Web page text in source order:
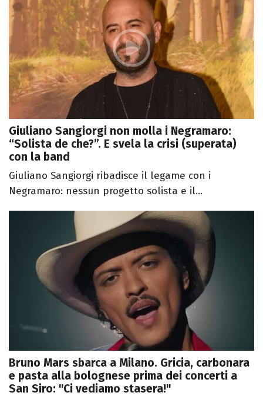
Giuliano Sangiorgi non molla i Negramaro:
“Solista de che?”. E svela la crisi (superata)
con la band
Giuliano Sangiorgi ribadisce il legame con i
Negramaro: nessun progetto solista e il...
Bruno Mars sbarca a Milano. Gricia, carbonara
e pasta alla bolognese prima dei concerti a
San Siro: "Ci vediamo stasera!"